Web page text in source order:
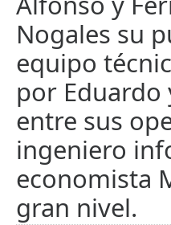
Nogales su
equipo
por Eduardo
entre sus
ingeniero
economista
gran nivel.